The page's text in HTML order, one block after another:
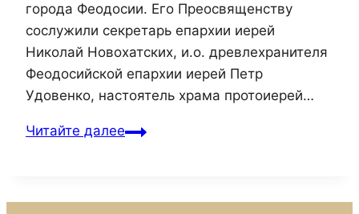
города Феодосии. Его Преосвященству
сослужили секретарь епархии иерей
Николай Новохатских, и.о. древлехранителя
Феодосийской епархии иерей Петр
Удовенко, настоятель храма протоиерей…
Читайте далееЕпископ